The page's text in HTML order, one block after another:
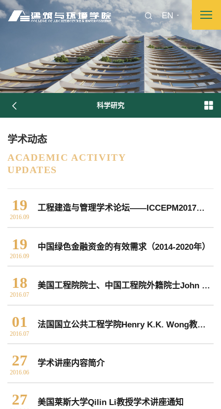
EN
图片新闻
院党委 院行政 院工会 教授委员会
本科教育 研究生教育 继续教育
科研概况 学术动态
学生活动 创业就业 奖助学金
科学研究
学术动态
ACADEMIC ACTIVITY
UPDATES
19
2016.09
工程建造与管理学术论坛——ICCEPM2017学术讲坛
19
2016.09
中国绿色金融资金的有效需求（2014-2020年）
18
2016.07
美国工程院院士、中国工程院外籍院士John Crittenden教授学术讲座通知
01
2016.07
法国国立公共工程学院Henry K.K. Wong教授学术讲座通知
27
2016.06
学术讲座内容简介
27 美国莱斯大学Qilin Li教授学术讲座通知